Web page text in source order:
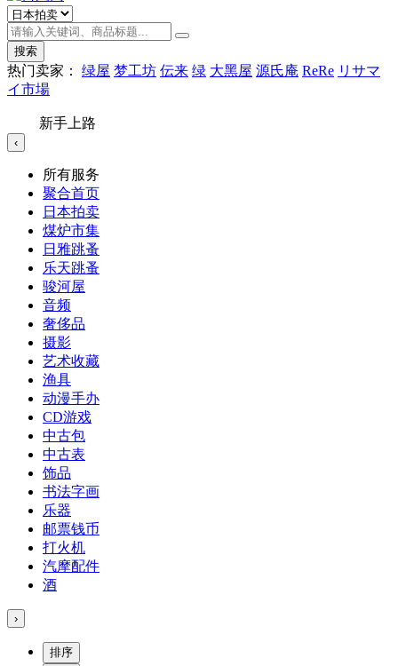
搜索
热门卖家： 绿屋 梦工坊 伝来 绿 大黑屋 源氏庵 ReRe リサマ
イ市場
新手上路
‹
所有服务
聚合首页
日本拍卖
煤炉市集
日雅跳蚤
乐天跳蚤
骏河屋
音频
奢侈品
摄影
艺术收藏
渔具
动漫手办
CD游戏
中古包
中古表
饰品
书法字画
乐器
邮票钱币
打火机
汽摩配件
酒
›
排序